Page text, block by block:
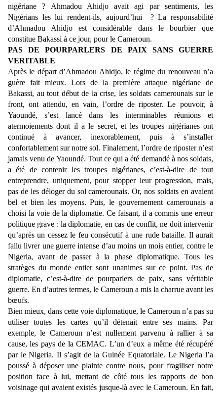
nigériane ? Ahmadou Ahidjo avait agi par sentiments, les
Nigérians les lui rendent-ils, aujourd’hui ? La responsabilité
d’Ahmadou Ahidjo est considérable dans le bourbier que
constitue Bakassi à ce jour, pour le Cameroun.
PAS DE POURPARLERS DE PAIX SANS GUERRE
VERITABLE
Après le départ d’Ahmadou Ahidjo, le régime du renouveau n’a
guère fait mieux. Lors de la première attaque nigériane de
Bakassi, au tout début de la crise, les soldats camerounais sur le
front, ont attendu, en vain, l’ordre de riposter. Le pouvoir, à
Yaoundé, s’est lancé dans les interminables réunions et
atermoiements dont il a le secret, et les troupes nigérianes ont
continué à avancer, inexorablement, puis à s’installer
confortablement sur notre sol. Finalement, l’ordre de riposter n’est
jamais venu de Yaoundé. Tout ce qui a été demandé à nos soldats,
a été de contenir les troupes nigérianes, c’est-à-dire de tout
entreprendre, uniquement, pour stopper leur progression, mais,
pas de les déloger du sol camerounais. Or, nos soldats en avaient
bel et bien les moyens. Puis, le gouvernement camerounais a
choisi la voie de la diplomatie. Ce faisant, il a commis une erreur
politique grave : la diplomatie, en cas de conflit, ne doit intervenir
qu’après un cessez le feu consécutif à une rude bataille. Il aurait
fallu livrer une guerre intense d’au moins un mois entier, contre le
Nigeria, avant de passer à la phase diplomatique. Tous les
stratèges du monde entier sont unanimes sur ce point. Pas de
diplomatie, c’est-à-dire de pourparlers de paix, sans véritable
guerre. En d’autres termes, le Cameroun a mis la charrue avant les
bœufs.
Bien mieux, dans cette voie diplomatique, le Cameroun n’a pas su
utiliser toutes les cartes qu’il détenait entre ses mains. Par
exemple, le Cameroun n’est nullement parvenu à rallier à sa
cause, les pays de la CEMAC. L’un d’eux a même été récupéré
par le Nigeria. Il s’agit de la Guinée Equatoriale. Le Nigeria l’a
poussé à déposer une plainte contre nous, pour fragiliser notre
position face à lui, mettant de côté tous les rapports de bon
voisinage qui avaient existés jusque-là avec le Cameroun. En fait,